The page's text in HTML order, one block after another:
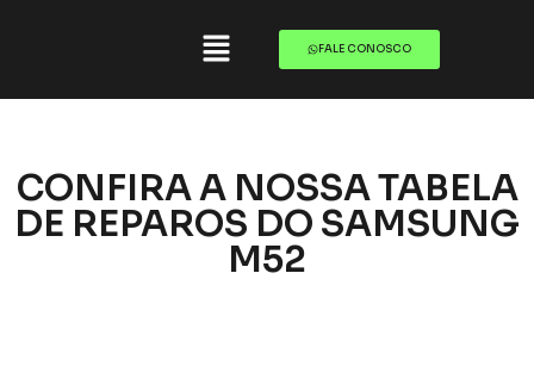
FALE CONOSCO
CONFIRA A NOSSA TABELA
DE REPAROS DO SAMSUNG
M52